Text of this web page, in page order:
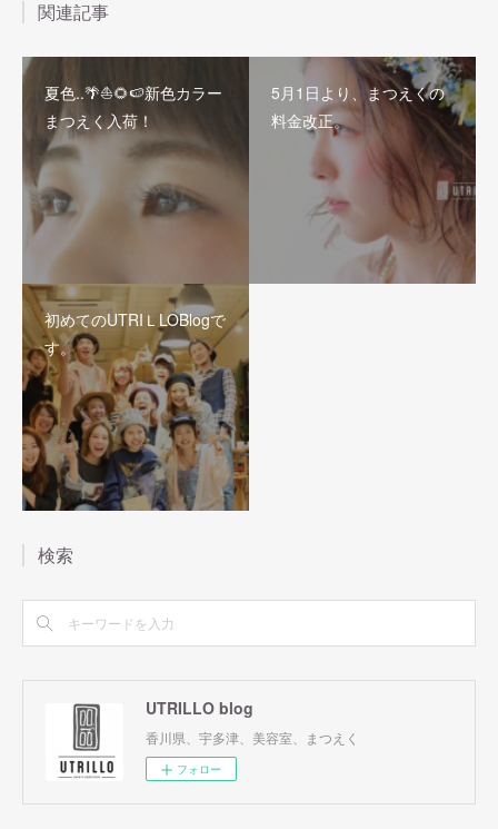
関連記事
夏色..🌴⛵️🌻🍉新色カラー
まつえく入荷！
5月1日より、まつえくの
料金改正。
初めてのUTRIＬLOBlogで
す。
検索
UTRILLO blog
香川県、宇多津、美容室、まつえく
フォロー